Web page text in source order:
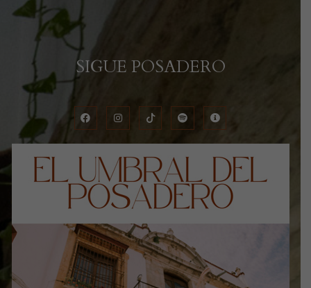
SIGUE POSADERO